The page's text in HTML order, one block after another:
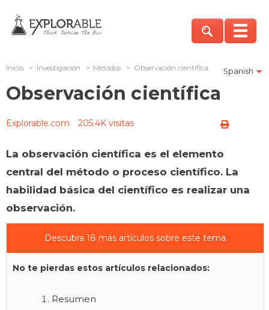
Spanish
Inicio > Investigación > Métodos > Observación científica
Observación científica
Explorable.com 205.4K visitas
La observación científica es el elemento
central del método o proceso científico. La
habilidad básica del científico es realizar una
observación.
Descubra 18 más artículos sobre este tema
No te pierdas estos artículos relacionados:
Resumen